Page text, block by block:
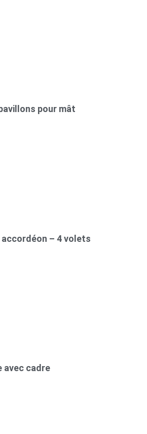
pour mât
accordéon – 4 volets
avec cadre